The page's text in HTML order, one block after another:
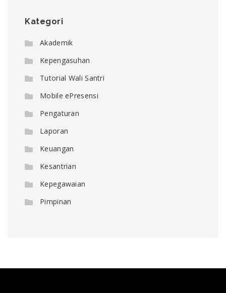
Kategori
Akademik
Kepengasuhan
Tutorial Wali Santri
Mobile ePresensi
Pengaturan
Laporan
Keuangan
Kesantrian
Kepegawaian
Pimpinan